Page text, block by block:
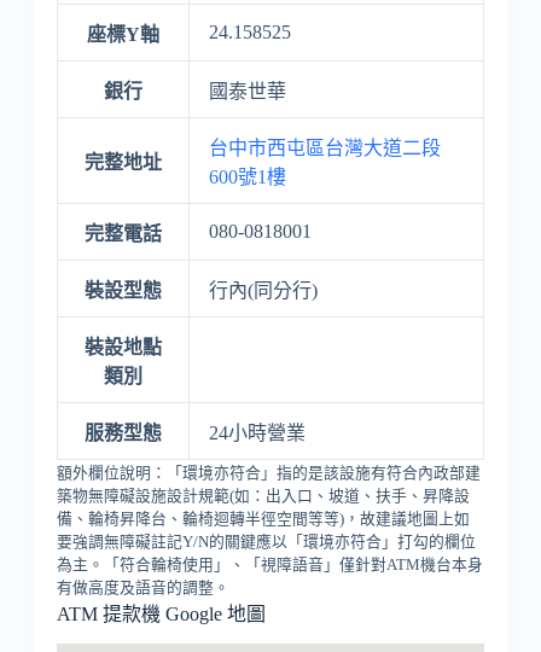
座標Y軸 24.158525
銀行 國泰世華
完整地址
台中市西屯區台灣大道二段
600號1樓
完整電話 080-0818001
裝設型態 行內(同分行)
裝設地點
類別
服務型態 24小時營業
額外欄位說明：「環境亦符合」指的是該設施有符合內政部建
築物無障礙設施設計規範(如：出入口、坡道、扶手、昇降設
備、輪椅昇降台、輪椅迴轉半徑空間等等)，故建議地圖上如
要強調無障礙註記Y/N的關鍵應以「環境亦符合」打勾的欄位
為主。「符合輪椅使用」、「視障語音」僅針對ATM機台本身
有做高度及語音的調整。
ATM 提款機 Google 地圖